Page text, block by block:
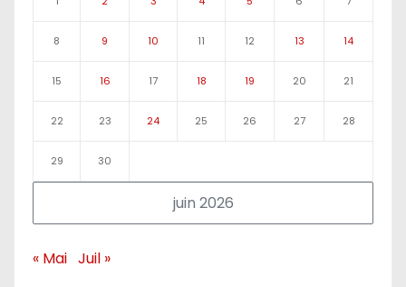
juin 2026
8 9 10 11 12 13 14
15 16 17 18 19 20 21
22 23 24 25 26 27 28
29 30
« Mai Juil »